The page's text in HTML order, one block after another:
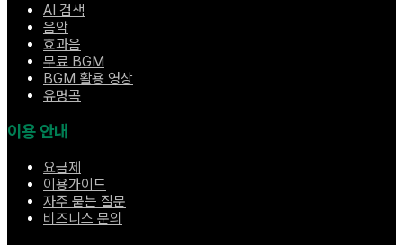
AI 검색
음악
효과음
무료 BGM
BGM 활용 영상
유명곡
이용 안내
요금제
이용가이드
자주 묻는 질문
비즈니스 문의